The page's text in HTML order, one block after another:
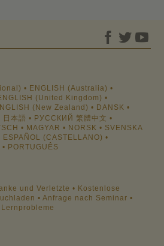
ENGLISH (Australia)
(United Kingdom)
(New Zealand)
DANSK
日本語 РУССКИЙ 繁體中文
MAGYAR NORSK
SVENSKA
ESPAÑOL (CASTELLANO)
PORTUGUÊS
und Verletzte
Kostenlose
Anfrage nach Seminar